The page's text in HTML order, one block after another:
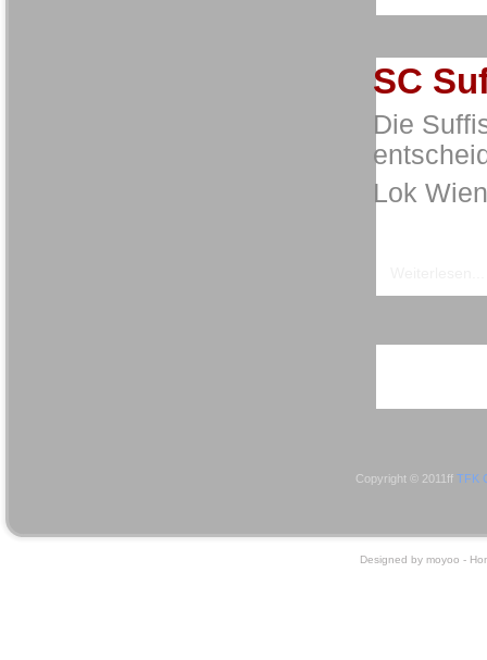
SC
Die
Lok
Copyright © 2011ff TFK
Designed by moyoo -